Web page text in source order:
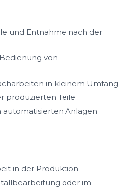
und Entnahme nach der
von
in kleinem Umfang
produzierten Teile
automatisierten Anlagen
in der Produktion
oder im